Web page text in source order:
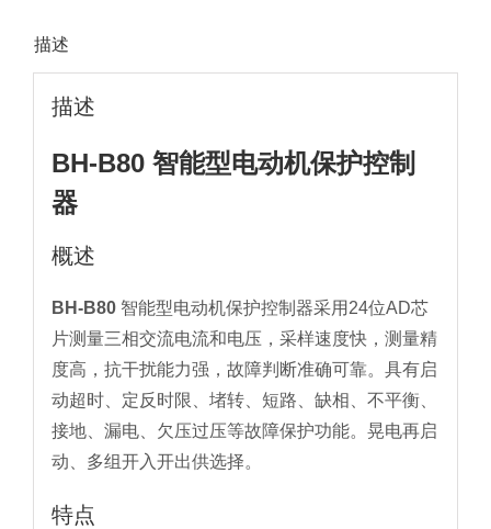
描述
描述
BH-B80 智能型电动机保护控制
器
概述
BH-B80智能型电动机保护控制器采用24位AD芯
片测量三相交流电流和电压，采样速度快，测量精
度高，抗干扰能力强，故障判断准确可靠。具有启
动超时、定反时限、堵转、短路、缺相、不平衡、
接地、漏电、欠压过压等故障保护功能。晃电再启
动、多组开入开出供选择。
特点